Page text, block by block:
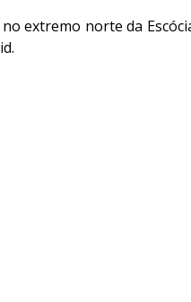
extremo norte da